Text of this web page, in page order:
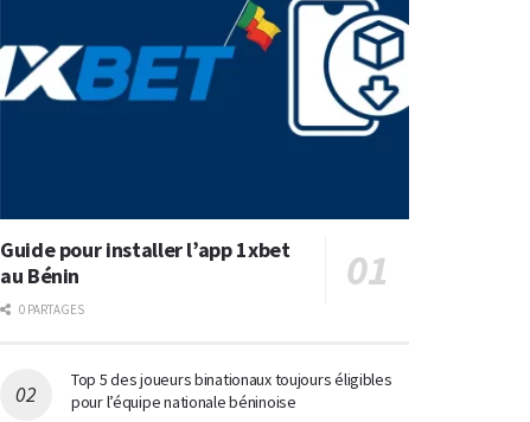
Guide pour installer l’app 1xbet
au Bénin
0 PARTAGES
Top 5 des joueurs binationaux toujours éligibles
pour l’équipe nationale béninoise